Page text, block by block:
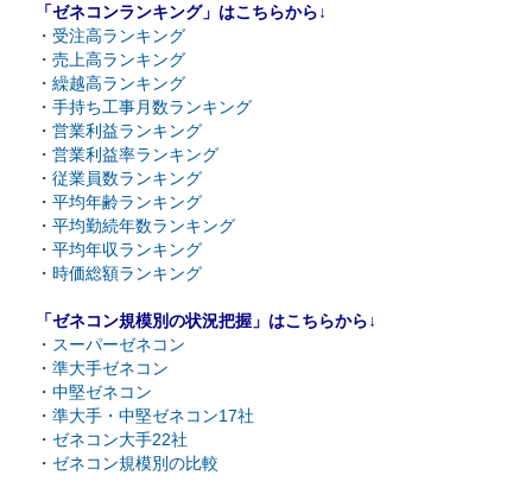
「ゼネコンランキング」はこちらから↓
・ 受注高ランキング
・ 売上高ランキング
・ 繰越高ランキング
・ 手持ち工事月数ランキング
・ 営業利益ランキング
・ 営業利益率ランキング
・ 従業員数ランキング
・ 平均年齢ランキング
・ 平均勤続年数ランキング
・ 平均年収ランキング
・ 時価総額ランキング
「ゼネコン規模別の状況把握」はこちらから↓
・ スーパーゼネコン
・ 準大手ゼネコン
・ 中堅ゼネコン
・ 準大手・中堅ゼネコン17社
・ ゼネコン大手22社
・ ゼネコン規模別の比較